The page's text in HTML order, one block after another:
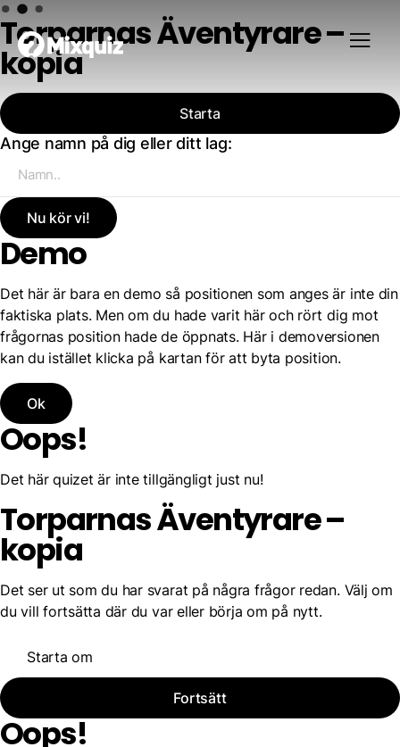
Torparnas Äventyrare –
kopia
Starta
Ange namn på dig eller ditt lag:
Nu kör vi!
Demo
Det här är bara en demo så positionen som anges är inte din
faktiska plats. Men om du hade varit här och rört dig mot
frågornas position hade de öppnats. Här i demoversionen
kan du istället klicka på kartan för att byta position.
Ok
Oops!
Det här quizet är inte tillgängligt just nu!
Torparnas Äventyrare –
kopia
Det ser ut som du har svarat på några frågor redan. Välj om
du vill fortsätta där du var eller börja om på nytt.
Starta om
Fortsätt
Oops!